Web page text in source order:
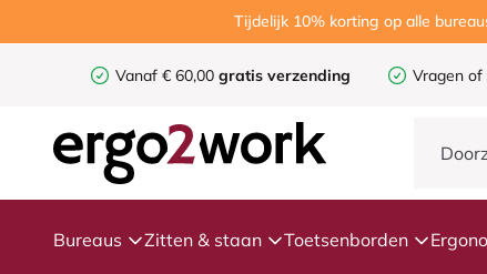
Tijdelijk 10% korting op alle
Vanaf € 60,00 gratis verzending Vragen of
Bureaus Zitten & staan Toetsenborden